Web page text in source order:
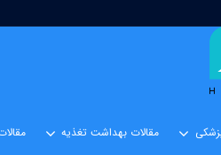
مقالات بهداشت تغذیه